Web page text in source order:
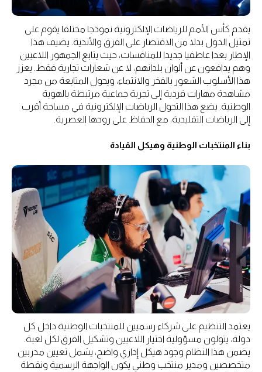
يقدم كأس الأمم للرياضات الإلكترونية نموذجا مختلفا يقوم على
تمثيل الدول بدلا من الاقتصار على الفرق والأندية. يضيف هذا
الإطار بعدا عاطفيا جديدا للمنافسات، حيث يتابع الجمهور اللاعبين
وهم يدافعون عن ألوان بلدانهم، لا عن شعارات تجارية فقط. يعزز
هذا الأسلوب الشعور بالفخر والانتماء، ويحول المتابعة من مجرد
مشاهدة مهارات فردية إلى تجربة جماعية مرتبطة بالهوية
الوطنية. يضع هذا التحول الرياضات الإلكترونية في مساحة أقرب
إلى الرياضات التقليدية، مع الحفاظ على روحها العصرية.
بناء المنتخبات الوطنية وهيكل القيادة
يعتمد التنظيم على شركاء رسميين للمنتخبات الوطنية داخل كل
دولة، يتولون مسؤولية اختيار اللاعبين وتشكيل الفرق لكل لعبة.
يضمن هذا النظام وجود هيكل إداري واضح، يشمل تعيين مدربين
متخصصين ومدير منتخب وطني يكون الواجهة الرسمية ونقطة